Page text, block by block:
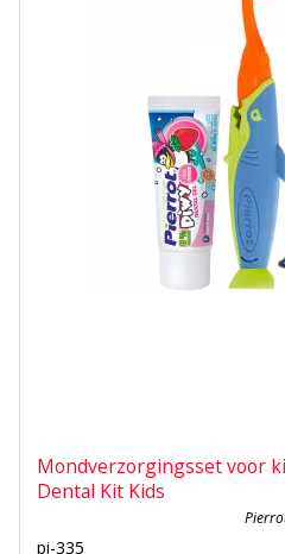
Mondverzorgingsset voor
Dental Kit Kids
pi-335